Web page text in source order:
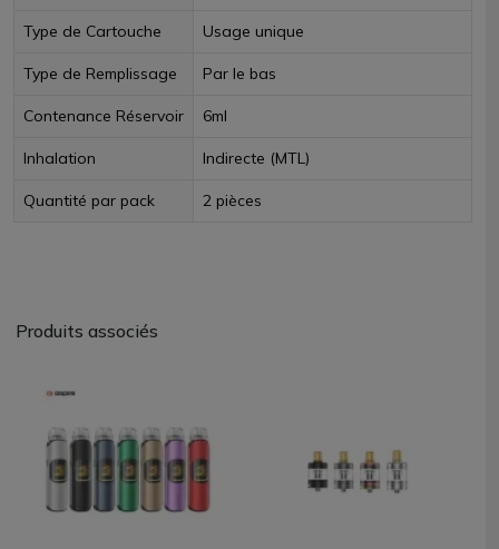
Type de Cartouche Usage unique
Type de Remplissage Par le bas
Contenance Réservoir 6ml
Inhalation Indirecte (MTL)
Quantité par pack 2 pièces
Produits associés